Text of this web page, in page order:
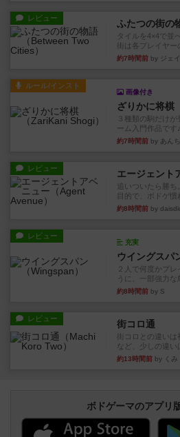
レビュー ふたつの街の
タイルを4×4で並
街は各プレイヤー
約7時間前 by ジェ
ルール/インスト
画像付き
ざりかに将棋
３種類の駒だけが
ーム入門作品です
約7時間前 by あん
レビュー エージェント
追いついたら勝ち
目的で、ボドゲ慣
約8時間前 by
レビュー
充実
ウイングスパ
２人で何度かプ
うに、一部強力な
約8時間前 by S
レビュー 街コロ通
街コロとの違いは
など、少しの違い
約13時間前 by くみ
ボドゲーマのアプリ